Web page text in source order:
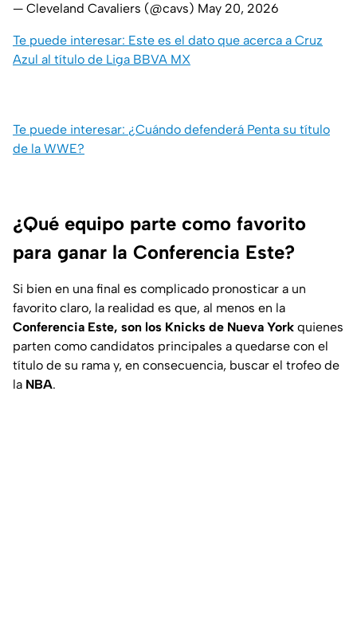
— Cleveland Cavaliers (@cavs) May 20, 2026
Te puede interesar: Este es el dato que acerca a Cruz
Azul al título de Liga BBVA MX
Te puede interesar: ¿Cuándo defenderá Penta su título
de la WWE?
¿Qué equipo parte como favorito
para ganar la Conferencia Este?
Si bien en una final es complicado pronosticar a un
favorito claro, la realidad es que, al menos en la
Conferencia Este, son los Knicks de Nueva York quienes
parten como candidatos principales a quedarse con el
título de su rama y, en consecuencia, buscar el trofeo de
la NBA.